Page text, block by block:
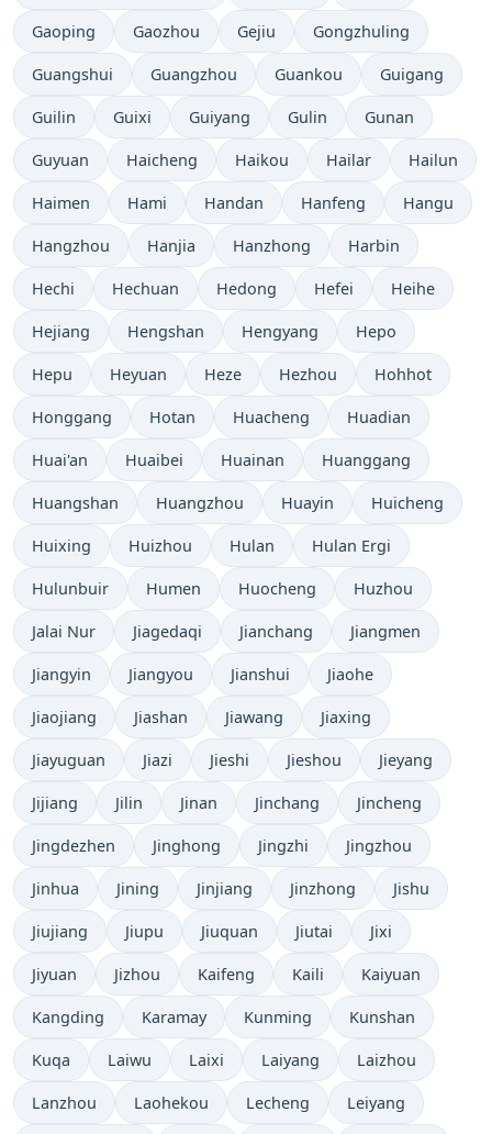
Gaoping Gaozhou Gejiu Gongzhuling
Guangshui Guangzhou Guankou Guigang
Guilin Guixi Guiyang Gulin Gunan
Guyuan Haicheng Haikou Hailar Hailun
Haimen Hami Handan Hanfeng Hangu
Hangzhou Hanjia Hanzhong Harbin
Hechi Hechuan Hedong Hefei Heihe
Hejiang Hengshan Hengyang Hepo
Hepu Heyuan Heze Hezhou Hohhot
Honggang Hotan Huacheng Huadian
Huai'an Huaibei Huainan Huanggang
Huangshan Huangzhou Huayin Huicheng
Huixing Huizhou Hulan Hulan Ergi
Hulunbuir Humen Huocheng Huzhou
Jalai Nur Jiagedaqi Jianchang Jiangmen
Jiangyin Jiangyou Jianshui Jiaohe
Jiaojiang Jiashan Jiawang Jiaxing
Jiayuguan Jiazi Jieshi Jieshou Jieyang
Jijiang Jilin Jinan Jinchang Jincheng
Jingdezhen Jinghong Jingzhi Jingzhou
Jinhua Jining Jinjiang Jinzhong Jishu
Jiujiang Jiupu Jiuquan Jiutai Jixi
Jiyuan Jizhou Kaifeng Kaili Kaiyuan
Kangding Karamay Kunming Kunshan
Kuqa Laiwu Laixi Laiyang Laizhou
Lanzhou Laohekou Lecheng Leiyang